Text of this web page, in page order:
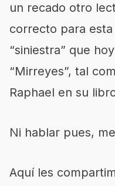
un recado otro
correcto para
“siniestra” que
“Mirreyes”, tal
Raphael en su
Ni hablar pues,
Aquí les